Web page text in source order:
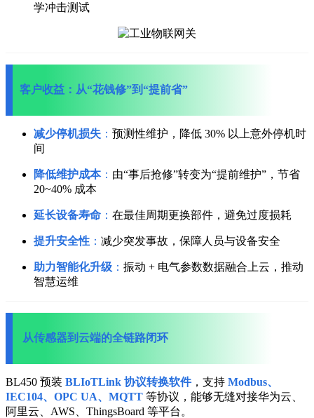
学冲击测试
客户收益：从“花钱修”到“提前省”
减少停机损失 ： 预测性维护，降低 30% 以上意外停机时
间
降低维护成本： 由“事后抢修”转变为“提前维护”，节省
20~40% 成本
延长设备寿命 ： 在最佳周期更换部件，避免过度损耗
提升安全性 ： 减少突发事故，保障人员与设备安全
助力智能化升级 ： 振动 + 电气参数数据融合上云，推动
智慧运维
从传感器到云端的全链路闭环
BL450 预装 BLIoTLink 协议转换软件，支持 Modbus、
IEC104、OPC UA、MQTT 等协议，能够无缝对接华为云、
阿里云、AWS、ThingsBoard 等平台。